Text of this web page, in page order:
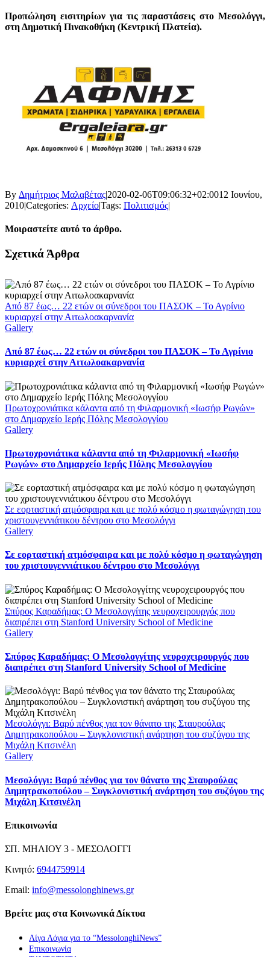
Προπώληση εισιτηρίων για τις παραστάσεις στο Μεσολόγγι,
στη Δημοτική Πινακοθήκη (Κεντρική Πλατεία).
By Δημήτριος Μαλαβέτας|2020-02-06T09:06:32+02:0012 Ιουνίου,
2010|Categories: Αρχείο|Tags: Πολιτισμός|
Μοιραστείτε αυτό το άρθρο.
Facebook
X
LinkedIn
WhatsApp
Email
Σχετικά Άρθρα
Από 87 έως… 22 ετών οι σύνεδροι του ΠΑΣΟΚ – Το Αγρίνιο
κυριαρχεί στην Αιτωλοακαρνανία
Gallery
Από 87 έως… 22 ετών οι σύνεδροι του ΠΑΣΟΚ – Το Αγρίνιο
κυριαρχεί στην Αιτωλοακαρνανία
Πρωτοχρονιάτικα κάλαντα από τη Φιλαρμονική «Ιωσήφ Ρωγών»
στο Δημαρχείο Ιερής Πόλης Μεσολογγίου
Gallery
Πρωτοχρονιάτικα κάλαντα από τη Φιλαρμονική «Ιωσήφ
Ρωγών» στο Δημαρχείο Ιερής Πόλης Μεσολογγίου
Σε εορταστική ατμόσφαιρα και με πολύ κόσμο η φωταγώγηση του
χριστουγεννιάτικου δέντρου στο Μεσολόγγι
Gallery
Σε εορταστική ατμόσφαιρα και με πολύ κόσμο η φωταγώγηση
του χριστουγεννιάτικου δέντρου στο Μεσολόγγι
Σπύρος Καραδήμας: Ο Μεσολογγίτης νευροχειρουργός που
διαπρέπει στη Stanford University School of Medicine
Gallery
Σπύρος Καραδήμας: Ο Μεσολογγίτης νευροχειρουργός που
διαπρέπει στη Stanford University School of Medicine
Μεσολόγγι: Βαρύ πένθος για τον θάνατο της Σταυρούλας
Δημητρακοπούλου – Συγκλονιστική ανάρτηση του συζύγου της
Μιχάλη Κιτσινέλη
Gallery
Μεσολόγγι: Βαρύ πένθος για τον θάνατο της Σταυρούλας
Δημητρακοπούλου – Συγκλονιστική ανάρτηση του συζύγου της
Μιχάλη Κιτσινέλη
Επικοινωνία
ΣΠ. ΜΗΛΙΟΥ 3 - ΜΕΣΟΛΟΓΓΙ
Κινητό: 6944759914
Email: info@messolonghinews.gr
Βρείτε μας στα Κοινωνικά Δίκτυα
Λίγα Λόγια για το “MessolonghiNews”
Επικοινωνία